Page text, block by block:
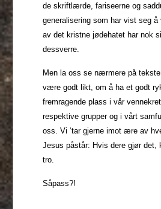
de skriftlærde, fariseerne og
generalisering som har vist seg
av det kristne jødehatet har nok
dessverre.
Men la oss se nærmere på
være godt likt, om å ha et godt
fremragende plass i vår
respektive grupper og i vårt
oss. Vi ‘tar gjerne imot ære av
Jesus påstår: Hvis dere gjør det,
tro.
Såpass?!